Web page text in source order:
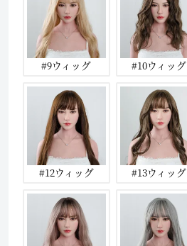
#9ウィッグ #10ウィッグ
#12ウィッグ #13ウィッグ